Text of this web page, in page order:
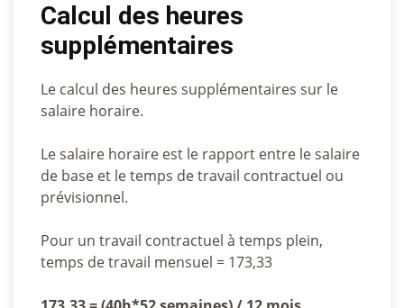
Calcul des heures
supplémentaires
Le calcul des heures supplémentaires sur le
salaire horaire.
Le salaire horaire est le rapport entre le salaire
de base et le temps de travail contractuel ou
prévisionnel.
Pour un travail contractuel à temps plein,
temps de travail mensuel = 173,33